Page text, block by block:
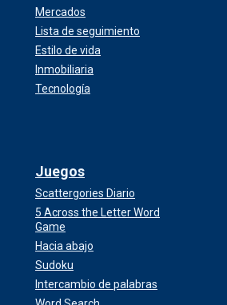
Mercados
Lista de seguimiento
Estilo de vida
Inmobiliaria
Tecnología
Juegos
Scattergories Diario
5 Across the Letter Word
Game
Hacia abajo
Sudoku
Intercambio de palabras